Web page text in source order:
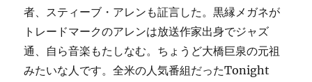
者、スティーブ・アレンも証言した。黒縁メガネが
トレードマークのアレンは放送作家出身でジャズ
通、自ら音楽もたしなむ。ちょうど大橋巨泉の元祖
みたいな人です。全米の人気番組だったTonight